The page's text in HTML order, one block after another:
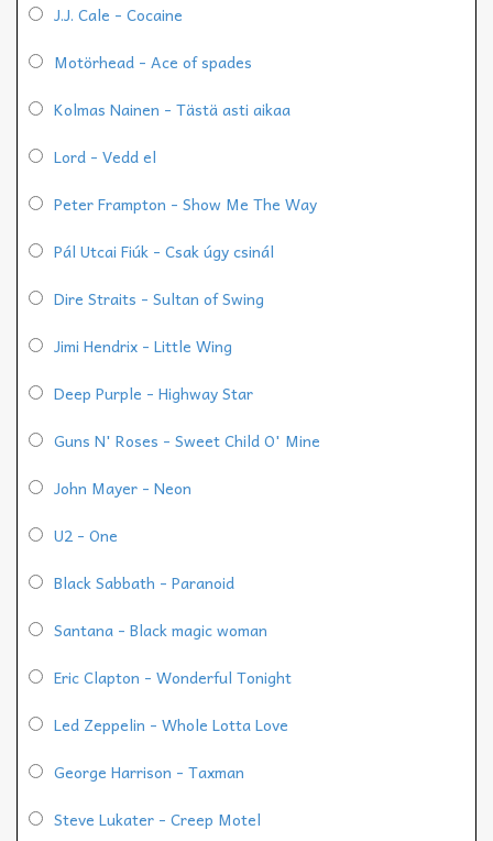
J.J. Cale - Cocaine
Motörhead - Ace of spades
Kolmas Nainen - Tästä asti aikaa
Lord - Vedd el
Peter Frampton - Show Me The Way
Pál Utcai Fiúk - Csak úgy csinál
Dire Straits - Sultan of Swing
Jimi Hendrix - Little Wing
Deep Purple - Highway Star
Guns N' Roses - Sweet Child O' Mine
John Mayer - Neon
U2 - One
Black Sabbath - Paranoid
Santana - Black magic woman
Eric Clapton - Wonderful Tonight
Led Zeppelin - Whole Lotta Love
George Harrison - Taxman
Steve Lukater - Creep Motel